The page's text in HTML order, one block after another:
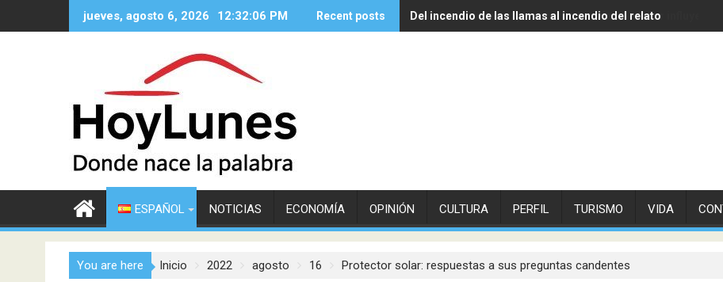
jueves, agosto 6, 2026 12:32:07 PM Recent posts Del incendio de las llamas al incendio del relato
Experto de Vithas explica cómo las olas de calor influyen
ESPAÑOL NOTICIAS ECONOMÍA OPINIÓN CULTURA PERFIL TURISMO VIDA
You are here Inicio 2022 agosto 16 Protector solar: respuestas a sus preguntas candentes